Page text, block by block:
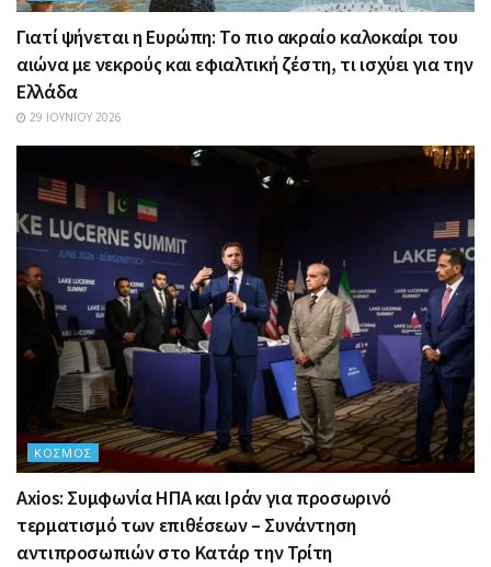
Γιατί ψήνεται η Ευρώπη: Το πιο ακραίο καλοκαίρι του
αιώνα με νεκρούς και εφιαλτική ζέστη, τι ισχύει για την
Ελλάδα
29 ΙΟΥΝΊΟΥ 2026
ΚΌΣΜΟΣ
Axios: Συμφωνία ΗΠΑ και Ιράν για προσωρινό
τερματισμό των επιθέσεων – Συνάντηση
αντιπροσωπιών στο Κατάρ την Τρίτη